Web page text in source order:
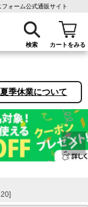
ォーム公式通販サイト
検索 カートをみる
業着 医療白衣
季休業について